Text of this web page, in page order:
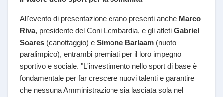
All'evento di presentazione erano presenti anche Marco
Riva, presidente del Coni Lombardia, e gli atleti Gabriel
Soares (canottaggio) e Simone Barlaam (nuoto
paralimpico), entrambi premiati per il loro impegno
sportivo e sociale. "L'investimento nello sport di base è
fondamentale per far crescere nuovi talenti e garantire
che nessuna Amministrazione sia lasciata sola nel